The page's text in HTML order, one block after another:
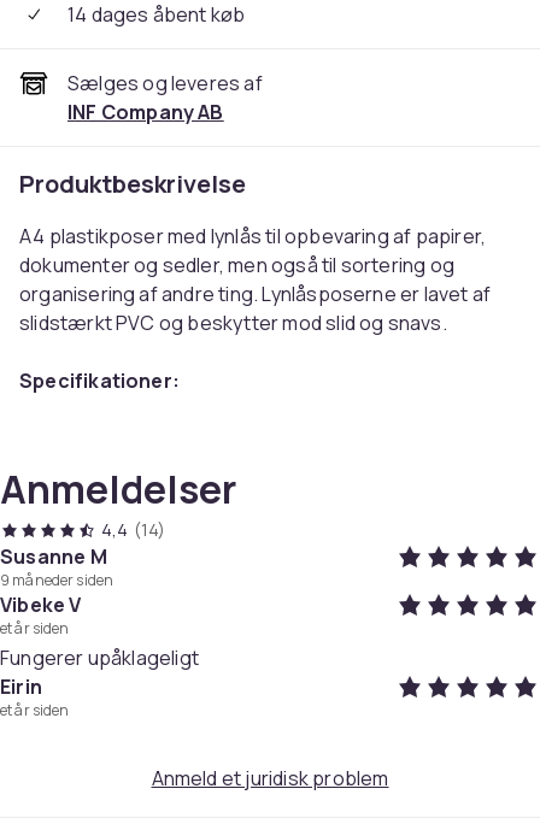
14 dages åbent køb
Sælges og leveres af
INF Company AB
Produktbeskrivelse
A4 plastikposer med lynlås til opbevaring af papirer,
dokumenter og sedler, men også til sortering og
organisering af andre ting. Lynlåsposerne er lavet af
slidstærkt PVC og beskytter mod slid og snavs.
Specifikationer:
Pakken indeholder:
12 x Dokumentposer
Farve
White
Vægt, gram
316
Varenr.
Produktsikkerhedsinformation
Anmeldelser
4,4 (14)
Susanne M
9 måneder siden
Vibeke V
et år siden
Fungerer upåklageligt
Eirin
et år siden
Anmeld et juridisk problem